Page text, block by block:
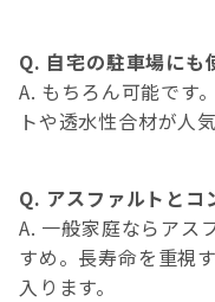
Q. 自宅の駐車場にも
A. もちろん可能です
トや透水性合材が人気
Q. アスファルトとコ
A. 一般家庭ならアス
すめ。長寿命を重視
入ります。